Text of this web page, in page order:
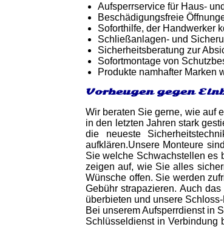
Aufsperrservice für Haus-
Beschädigungsfreie
Soforthilfe, der Handwerker
Schließanlagen- und
Sicherheitsberatung zur
Sofortmontage von
Produkte namhafter Marken
Vorbeugen gegen
Wir beraten Sie gerne, wie auf
in den letzten Jahren stark
die neueste
aufklären.Unsere Monteure
Sie welche Schwachstellen es
zeigen auf, wie Sie alles
Wünsche offen. Sie werden
Gebühr strapazieren. Auch
überbieten und unsere
Bei unserem Aufsperrdienst in
Schlüsseldienst in Verbindung